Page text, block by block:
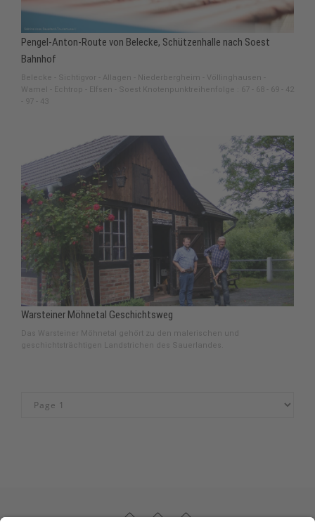
Pengel-Anton-Route von Belecke, Schützenhalle nach Soest
Bahnhof
Belecke - Sichtigvor - Allagen - Niederbergheim - Völlinghausen -
Wamel - Echtrop - Elfsen - Soest Knotenpunktreihenfolge : 67 - 68 - 69 - 42
- 97 - 43
Warsteiner Möhnetal Geschichtsweg
Das Warsteiner Möhnetal gehört zu den malerischen und
geschichtsträchtigen Landstrichen des Sauerlandes.